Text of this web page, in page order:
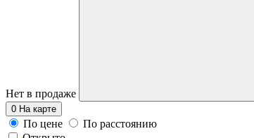
Нет в продаже
0 На карте
По цене
По расстоянию